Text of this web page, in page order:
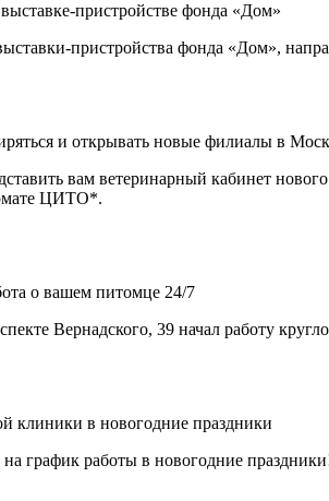
пристройстве фонда «Дом»
пристройства фонда «Дом»,
и открывать новые филиалы в
вам ветеринарный кабинет
ЦИТО*.
о вашем питомце 24/7
Вернадского, 39 начал работу
клиники в новогодние праздники
график работы в новогодние